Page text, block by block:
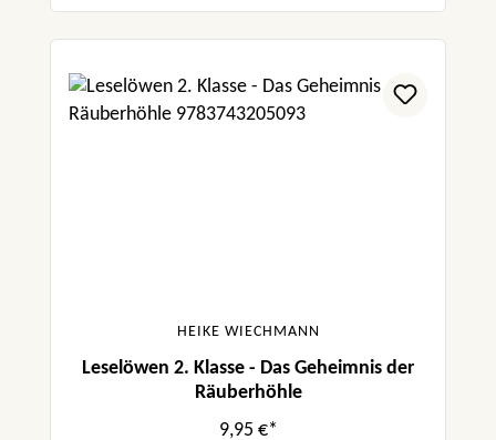
HEIKE WIECHMANN
Leselöwen 2. Klasse - Das Geheimnis der
Räuberhöhle
9,95 €*